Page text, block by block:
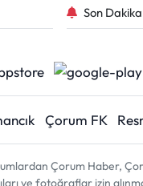
Son
Çorum FK
Çorum Haber,
ve fotoğraflar izin